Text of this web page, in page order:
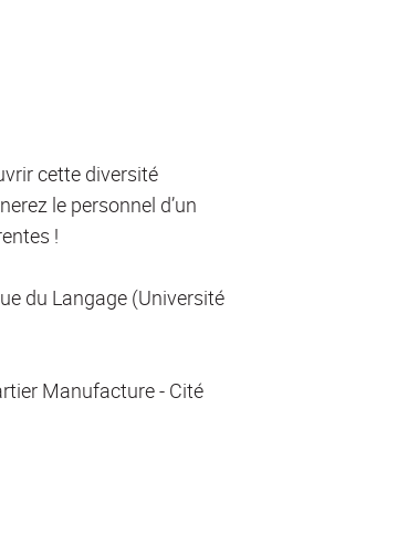
cette diversité
le personnel d’un
!
du Langage (Université
Manufacture - Cité